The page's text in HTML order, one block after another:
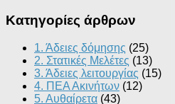
Κατηγορίες άρθρων
1. Άδειες δόμησης (25)
2. Στατικές Μελέτες (13)
3. Άδειες λειτουργίας (15)
4. ΠΕΑ Ακινήτων (12)
5. Αυθαίρετα (43)